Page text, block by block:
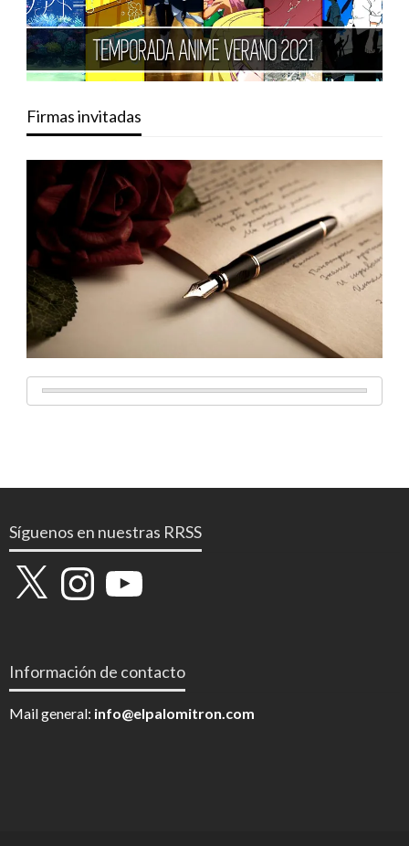
Firmas invitadas
Síguenos en nuestras RRSS
X InstagramYouTube
Información de contacto
Mail general: info@elpalomitron.com